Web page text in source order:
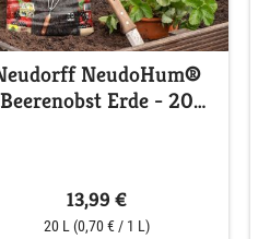
NeudoHum®
Beerenobst Erde - 20
13,99 €
20 L (0,70 € / 1 L)